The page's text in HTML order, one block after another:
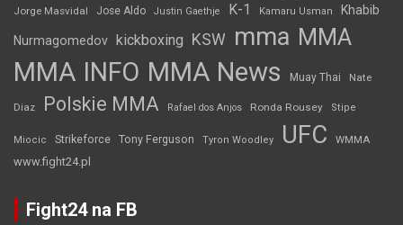
Jorge Masvidal Jose Aldo Justin Gaethje K-1 Kamaru Usman Khabib
Nurmagomedov kickboxing KSW mma MMA
MMA INFO MMA News Muay Thai Nate
Diaz Polskie MMA Rafael dos Anjos Ronda Rousey Stipe
Miocic Strikeforce Tony Ferguson Tyron Woodley UFC WMMA
www.fight24.pl
Fight24 na FB